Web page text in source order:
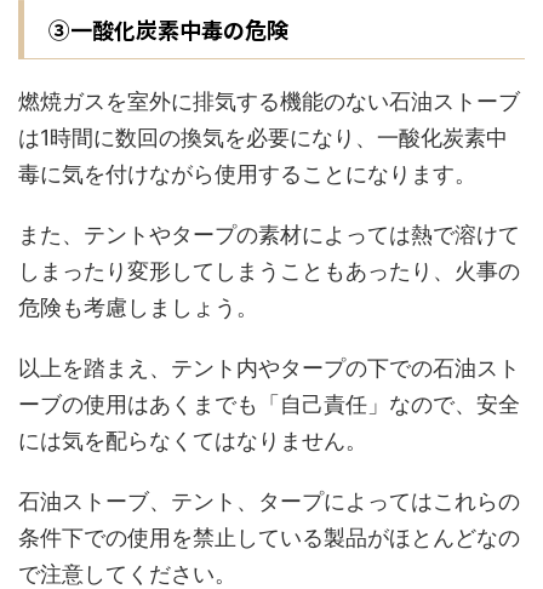
③一酸化炭素中毒の危険
燃焼ガスを室外に排気する機能のない石油ストーブ
は1時間に数回の換気を必要になり、一酸化炭素中
毒に気を付けながら使用することになります。
また、テントやタープの素材によっては熱で溶けて
しまったり変形してしまうこともあったり、火事の
危険も考慮しましょう。
以上を踏まえ、テント内やタープの下での石油スト
ーブの使用はあくまでも「自己責任」なので、安全
には気を配らなくてはなりません。
石油ストーブ、テント、タープによってはこれらの
条件下での使用を禁止している製品がほとんどなの
で注意してください。